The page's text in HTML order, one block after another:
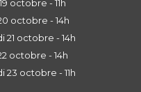
octobre - 11h
octobre - 14h
21 octobre - 14h
octobre - 14h
23 octobre - 11h